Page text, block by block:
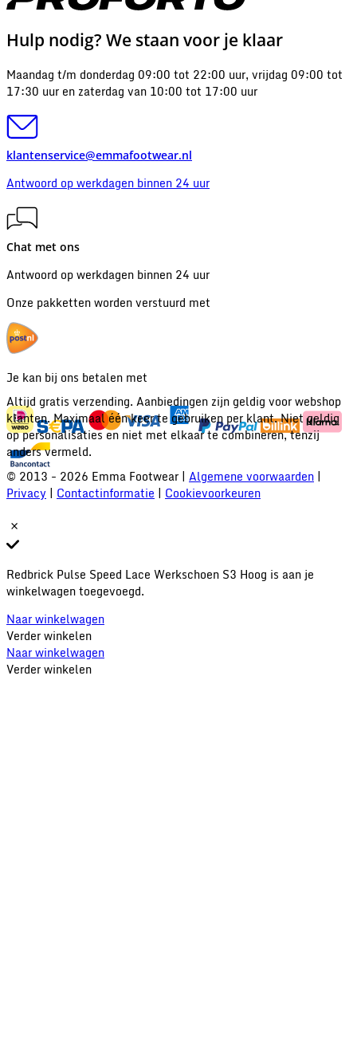
Hulp nodig? We staan voor je klaar
Maandag t/m donderdag 09:00 tot 22:00 uur, vrijdag 09:00 tot
17:30 uur en zaterdag van 10:00 tot 17:00 uur
klantenservice@emmafootwear.nl
Antwoord op werkdagen binnen 24 uur
Chat met ons
Antwoord op werkdagen binnen 24 uur
Onze pakketten worden verstuurd met
Je kan bij ons betalen met
Altijd gratis verzending. Aanbiedingen zijn geldig voor webshop
klanten. Maximaal één keer te gebruiken per klant. Niet geldig
op personalisaties en niet met elkaar te combineren, tenzij
anders vermeld.
© 2013 - 2026 Emma Footwear | Algemene voorwaarden |
Privacy | Contactinformatie | Cookievoorkeuren
Redbrick Pulse Speed Lace Werkschoen S3 Hoog is aan je
winkelwagen toegevoegd.
Naar winkelwagen
Verder winkelen
Naar winkelwagen
Verder winkelen